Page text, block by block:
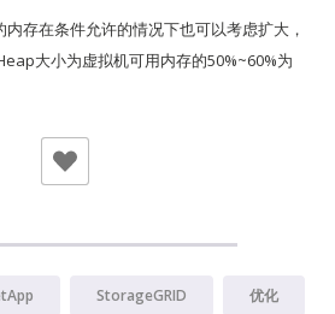
存在条件允许的情况下也可以考虑扩大，
大小为虚拟机可用内存的50%~60%为
StorageGRID 优化